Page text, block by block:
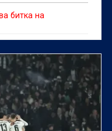
битка на